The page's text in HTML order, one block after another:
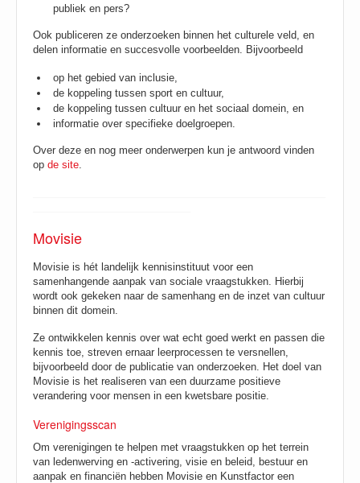
publiek en pers?
Ook publiceren ze onderzoeken binnen het culturele veld, en
delen informatie en succesvolle voorbeelden. Bijvoorbeeld
op het gebied van inclusie,
de koppeling tussen sport en cultuur,
de koppeling tussen cultuur en het sociaal domein, en
informatie over specifieke doelgroepen.
Over deze en nog meer onderwerpen kun je antwoord vinden
op de site.
Movisie
Movisie is hét landelijk kennisinstituut voor een
samenhangende aanpak van sociale vraagstukken. Hierbij
wordt ook gekeken naar de samenhang en de inzet van cultuur
binnen dit domein.
Ze ontwikkelen kennis over wat echt goed werkt en passen die
kennis toe, streven ernaar leerprocessen te versnellen,
bijvoorbeeld door de publicatie van onderzoeken. Het doel van
Movisie is het realiseren van een duurzame positieve
verandering voor mensen in een kwetsbare positie.
Verenigingsscan
Om verenigingen te helpen met vraagstukken op het terrein
van ledenwerving en -activering, visie en beleid, bestuur en
aanpak en financiën hebben Movisie en Kunstfactor een